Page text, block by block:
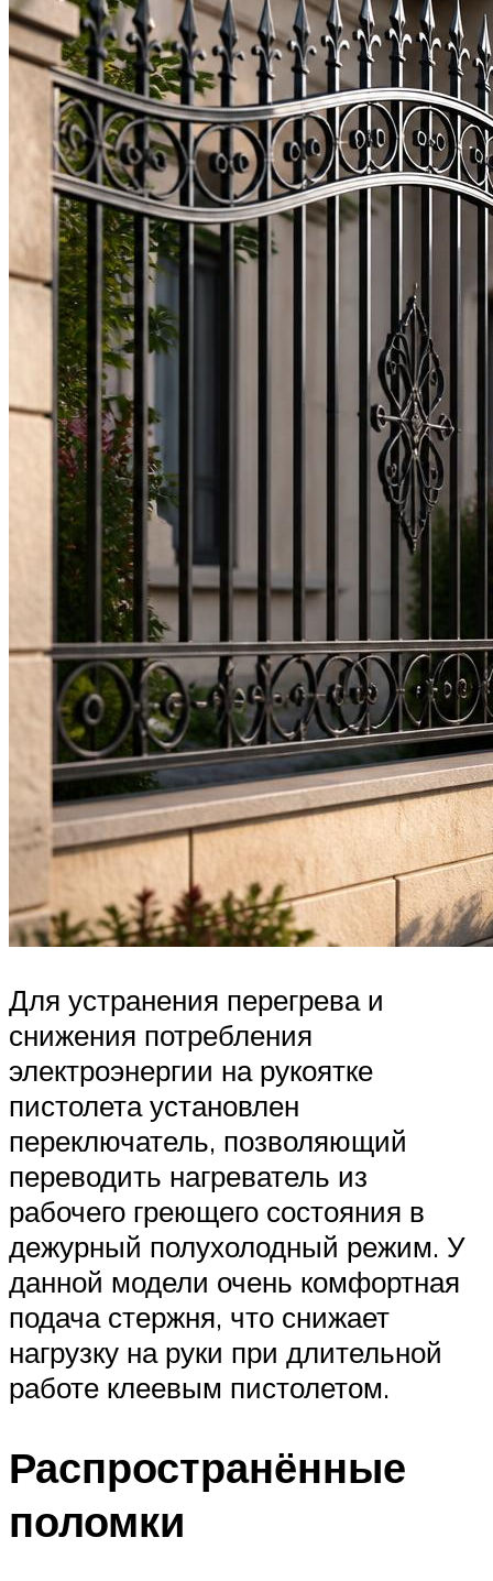
Для устранения перегрева и
снижения потребления
электроэнергии на рукоятке
пистолета установлен
переключатель, позволяющий
переводить нагреватель из
рабочего греющего состояния в
дежурный полухолодный режим. У
данной модели очень комфортная
подача стержня, что снижает
нагрузку на руки при длительной
работе клеевым пистолетом.
Распространённые
поломки